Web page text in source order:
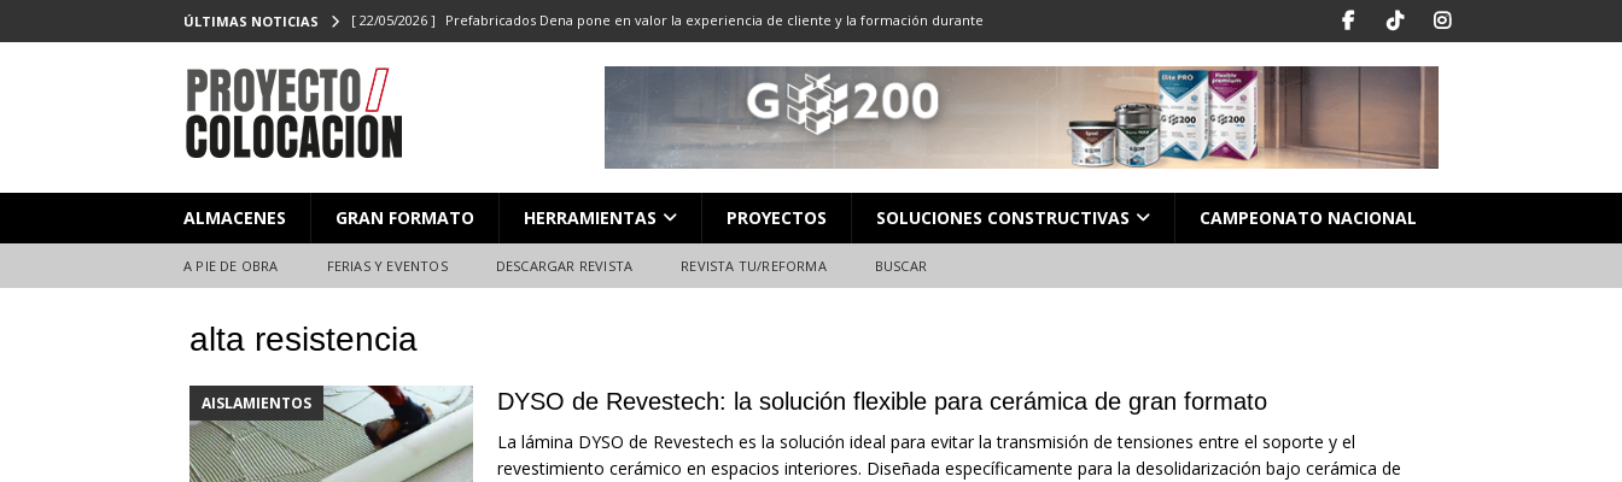
ÚLTIMAS NOTICIAS [ 22/05/2026 ] Prefabricados Dena pone en valor la experiencia de cliente y la formación durante
[ 27/02/2026 ] PROYECTO/COLOCACIÓN 13: CORTE DE GRAN FORMATO DESCARGAR REVISTA
[ 23/06/2025 ] PROYECTO/COLOCACIÓN 8: JUNTAS DESCARGAR REVISTA
Y EVENTOS
[ 08/07/2026 ] Nuevas citas para el profesional de la construcción CAMPEONATO NACIONAL
ALMACENES GRAN FORMATO HERRAMIENTAS PROYECTOS SOLUCIONES CONSTRUCTIVAS CAMPEONATO NACIONAL
A PIE DE OBRA FERIAS Y EVENTOS DESCARGAR REVISTA REVISTA TU/REFORMA BUSCAR
alta resistencia
AISLAMIENTOS DYSO de Revestech: la solución flexible para cerámica de gran formato
La lámina DYSO de Revestech es la solución ideal para evitar la transmisión de tensiones entre el soporte y el
revestimiento cerámico en espacios interiores. Diseñada específicamente para la desolidarización bajo cerámica de